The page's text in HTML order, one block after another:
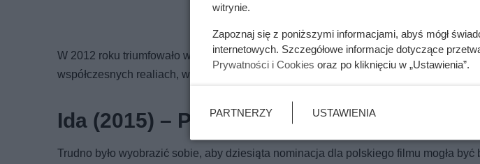
W 2012 roku triumfowało wstrząsające „Rozstanie” z Iranu. Opowieść o
współczesnych realiach, wywarła wielkie wrażenie na widzach oraz krytykach.
Ida (2015) – Paweł Pawlikowski
Trudno było wyobrazić sobie, aby dziesiąta nominacja dla polskiego filmu mogła być
witrynie.
Zapoznaj się z poniższymi informacjami, abyś mógł
internetowych. Szczegółowe informacje dotyczące
Prywatności i Cookies oraz po kliknięciu w „Ustawienia”.
PARTNERZY USTAWIENIA